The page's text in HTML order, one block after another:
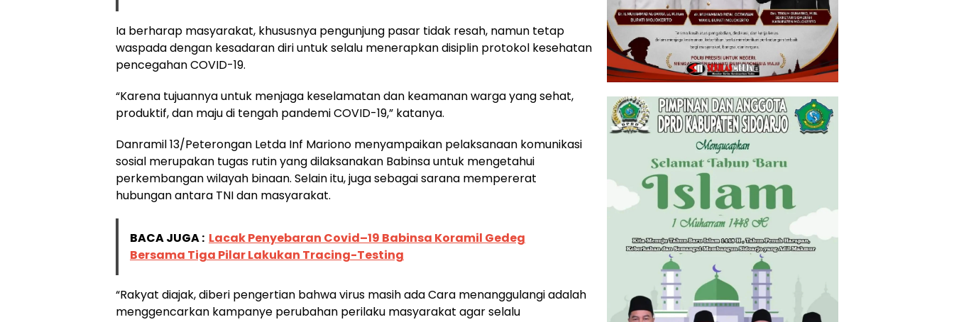
Ia berharap masyarakat, khususnya pengunjung pasar tidak resah, namun tetap
waspada dengan kesadaran diri untuk selalu menerapkan disiplin protokol kesehatan
pencegahan COVID-19.
“Karena tujuannya untuk menjaga keselamatan dan keamanan warga yang sehat,
produktif, dan maju di tengah pandemi COVID-19,” katanya.
Danramil 13/Peterongan Letda Inf Mariono menyampaikan pelaksanaan komunikasi
sosial merupakan tugas rutin yang dilaksanakan Babinsa untuk mengetahui
perkembangan wilayah binaan. Selain itu, juga sebagai sarana mempererat
hubungan antara TNI dan masyarakat.
BACA JUGA : Lacak Penyebaran Covid–19 Babinsa Koramil Gedeg
Bersama Tiga Pilar Lakukan Tracing-Testing
“Rakyat diajak, diberi pengertian bahwa virus masih ada Cara menanggulangi adalah
menggencarkan kampanye perubahan perilaku masyarakat agar selalu